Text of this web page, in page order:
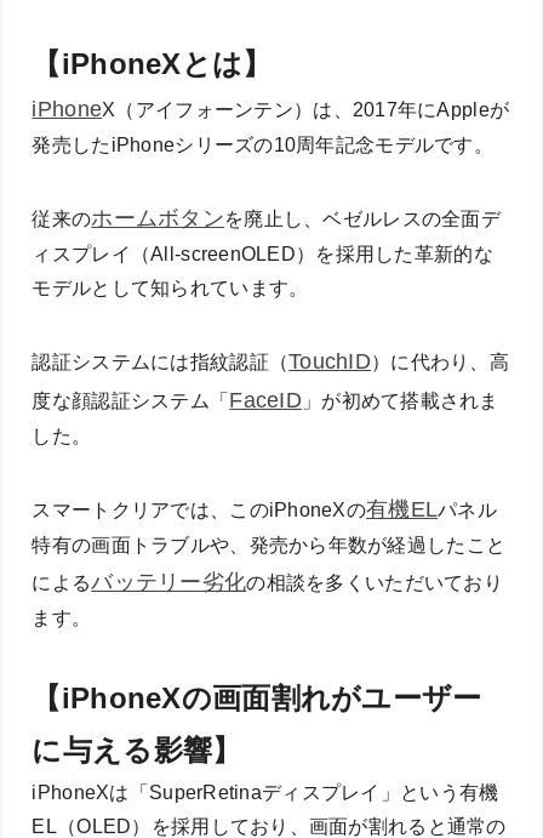
【iPhoneXとは】
iPhoneX（アイフォーンテン）は、2017年にAppleが
発売したiPhoneシリーズの10周年記念モデルです。
従来のホームボタンを廃止し、ベゼルレスの全面デ
ィスプレイ（All-screenOLED）を採用した革新的な
モデルとして知られています。
認証システムには指紋認証（TouchID）に代わり、高
度な顔認証システム「 FaceID 」が初めて搭載されま
した。
スマートクリアでは、このiPhoneXの有機ELパネル
特有の画面トラブルや、発売から年数が経過したこと
によるバッテリー劣化の相談を多くいただいており
ます。
【iPhoneXの画面割れがユーザー
に与える影響】
iPhoneXは「SuperRetinaディスプレイ」という有機
EL（OLED）を採用しており、画面が割れると通常の